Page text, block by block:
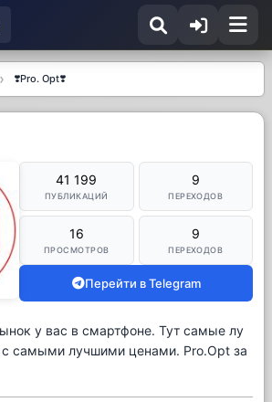
❣️Pro. Opt❣️
41 199
ПУБЛИКАЦИЙ
9
ПЕРЕХОДОВ
16
ПРОСМОТРОВ
9
ПЕРЕХОДОВ
Перейти в Telegram
у вас в смартфоне. Тут самые лу
самыми лучшими ценами. Pro.Opt за